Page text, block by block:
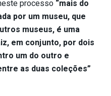
processo “mais do
por um museu, que
museus, é uma
em conjunto, por dois
um do outro e
as duas coleções”